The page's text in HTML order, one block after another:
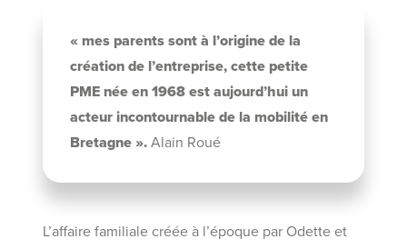
« mes parents sont à l’origine de la
création de l’entreprise, cette petite
PME née en 1968 est aujourd’hui un
acteur incontournable de la mobilité en
Bretagne ». Alain Roué
L’affaire familiale créée à l’époque par Odette et